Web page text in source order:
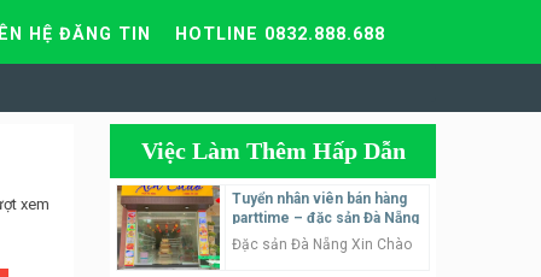
HỆ ĐĂNG TIN HOTLINE 0832.888.688
xem
Việc Làm Thêm Hấp Dẫn
Tuyển nhân viên bán hàng
parttime – đặc sản Đà Nẵng
Đặc sản Đà Nẵng Xin Chào